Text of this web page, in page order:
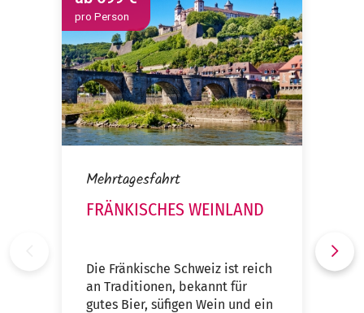
pro Person
Mehrtagesfahrt
FRÄNKISCHES WEINLAND
Die Fränkische Schweiz ist reich
an Traditionen, bekannt für
gutes Bier, süfigen Wein und ein